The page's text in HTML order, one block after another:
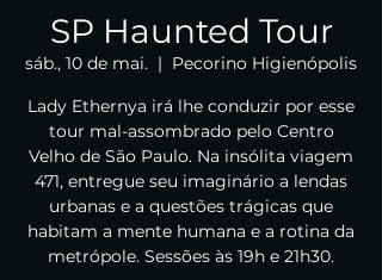
SP Haunted Tour
sáb., 10 de mai.
  |
Pecorino Higienópolis
Lady Ethernya irá lhe conduzir por esse
tour mal-assombrado pelo Centro
Velho de São Paulo. Na insólita viagem
471, entregue seu imaginário a lendas
urbanas e a questões trágicas que
habitam a mente humana e a rotina da
metrópole. Sessões às 19h e 21h30.